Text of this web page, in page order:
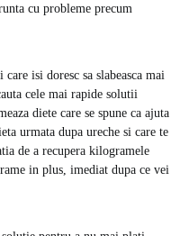
cu probleme precum
isi doresc sa slabeasca mai
cele mai rapide solutii
diete care se spune ca ajuta
urmata dupa ureche si care te
de a recupera kilogramele
in plus, imediat dupa ce vei